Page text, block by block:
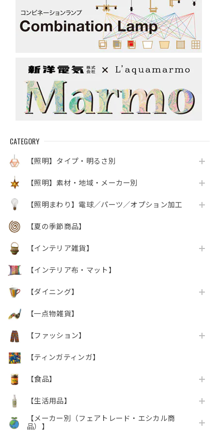
CATEGORY
【照明】タイプ・明るさ別
【照明】素材・地域・メーカー別
【照明まわり】電球／パーツ／オプション加工
【夏の季節商品】
【インテリア雑貨】
【インテリア布・マット】
【ダイニング】
【一点物雑貨】
【ファッション】
【ティンガティンガ】
【食品】
【生活用品】
【メーカー別（フェアトレード・エシカル商
品）】